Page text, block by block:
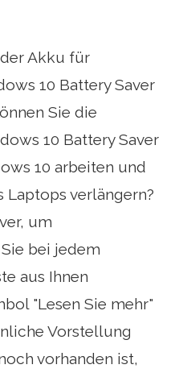
Akku für
10 Battery Saver
Sie die
10 Battery Saver
10 arbeiten und
verlängern?
um
bei jedem
aus Ihnen
"Lesen Sie mehr"
Vorstellung
vorhanden ist,